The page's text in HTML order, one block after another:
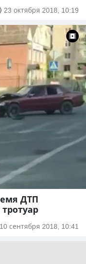
23 октября 2018, 10:19
ДТП
10 сентября 2018, 10:41